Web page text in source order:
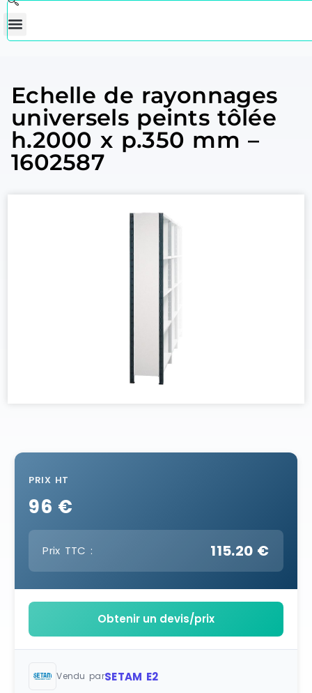
Echelle de rayonnages
universels peints tôlée
h.2000 x p.350 mm –
1602587
PRIX HT
96 €
Prix TTC : 115.20 €
Obtenir un devis/prix
Vendu parSETAM E2